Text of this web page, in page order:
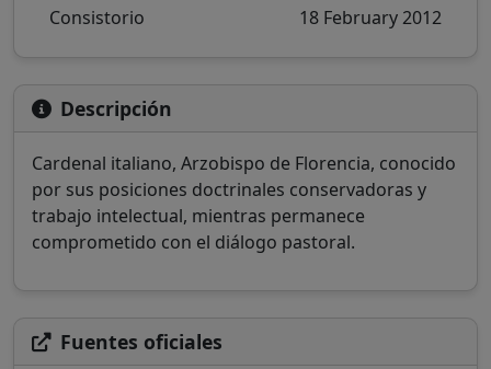
Consistorio
18 February 2012
Descripción
Cardenal italiano, Arzobispo de Florencia, conocido
por sus posiciones doctrinales conservadoras y
trabajo intelectual, mientras permanece
comprometido con el diálogo pastoral.
Fuentes oficiales